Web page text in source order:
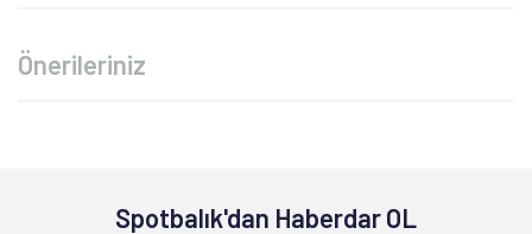
Önerileriniz
Spotbalık'dan Haberdar OL